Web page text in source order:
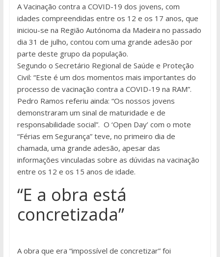
A Vacinação contra a COVID-19 dos jovens, com
idades compreendidas entre os 12 e os 17 anos, que
iniciou-se na Região Autónoma da Madeira no passado
dia 31 de julho, contou com uma grande adesão por
parte deste grupo da população.
Segundo o Secretário Regional de Saúde e Proteção
Civil: “Este é um dos momentos mais importantes do
processo de vacinação contra a COVID-19 na RAM”.
Pedro Ramos referiu ainda: “Os nossos jovens
demonstraram um sinal de maturidade e de
responsabilidade social”. O ‘Open Day’ com o mote
“Férias em Segurança” teve, no primeiro dia de
chamada, uma grande adesão, apesar das
informações vinculadas sobre as dúvidas na vacinação
entre os 12 e os 15 anos de idade.
“E a obra está
concretizada”
A obra que era “impossível de concretizar” foi